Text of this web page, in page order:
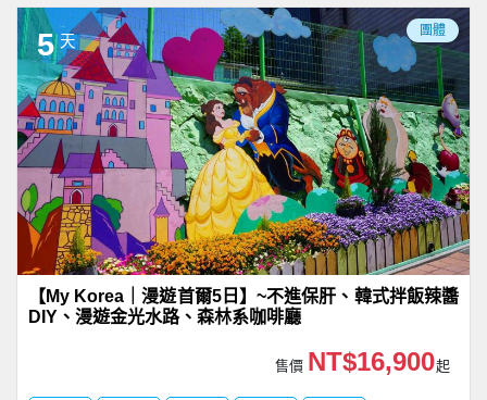
5 天
團體
【My Korea｜漫遊首爾5日】~不進保肝、韓式拌飯辣醬
DIY、漫遊金光水路、森林系咖啡廳
售價 NT$16,900起